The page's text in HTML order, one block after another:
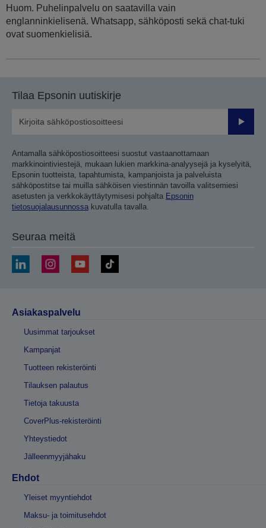
Huom. Puhelinpalvelu on saatavilla vain
englanninkielisenä. Whatsapp, sähköposti sekä chat-tuki
ovat suomenkielisiä.
Tilaa Epsonin uutiskirje
Lähetä
Antamalla sähköpostiosoitteesi suostut vastaanottamaan
markkinointiviestejä, mukaan lukien markkina-analyysejä ja kyselyitä,
Epsonin tuotteista, tapahtumista, kampanjoista ja palveluista
sähköpostitse tai muilla sähköisen viestinnän tavoilla valitsemiesi
asetusten ja verkkokäyttäytymisesi pohjalta Epsonin
tietosuojalausunnossa kuvatulla tavalla.
Seuraa meitä
Asiakaspalvelu
Uusimmat tarjoukset
Kampanjat
Tuotteen rekisteröinti
Tilauksen palautus
Tietoja takuusta
CoverPlus-rekisteröinti
Yhteystiedot
Jälleenmyyjähaku
Ehdot
Yleiset myyntiehdot
Maksu- ja toimitusehdot